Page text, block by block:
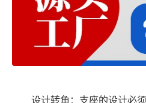
设计转角：支座的设计必